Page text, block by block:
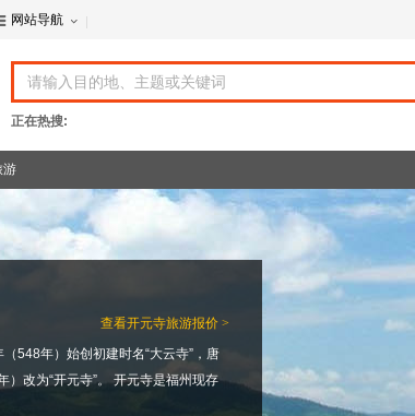
网站导航
正在热搜:
游
查看开元寺旅游报价 >
548年）始创初建时名“大云寺”，唐
）改为“开元寺”。 开元寺是福州现存